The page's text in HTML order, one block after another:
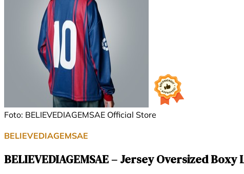
Foto: BELIEVEDIAGEMSAE Official Store
BELIEVEDIAGEMSAE
BELIEVEDIAGEMSAE – Jersey Oversized